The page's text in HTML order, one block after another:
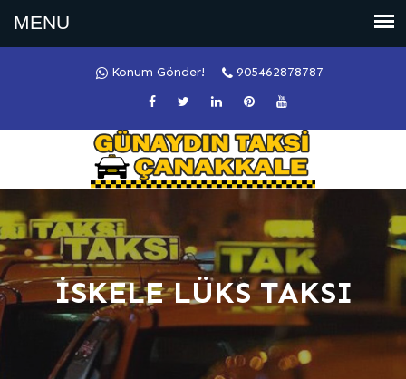
Konum Gönder! 905462878787
İSKELE LÜKS TAKSI